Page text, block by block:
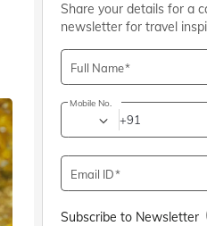
Veena World Office
hours10AM - 7PM
Share your details for a
newsletter for travel
Full Name
Mobile No.
+91
Email ID
Subscribe to Newsletter